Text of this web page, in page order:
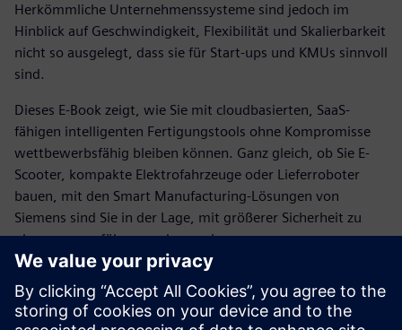
Herkömmliche Unternehmenssysteme sind jedoch im
Hinblick auf Geschwindigkeit, Flexibilität und Skalierbarkeit
nicht so ausgelegt, dass sie für Start-ups und KMUs sinnvoll
sind.
Dieses E-Book zeigt, wie Sie mit cloudbasierten, SaaS-
fähigen intelligenten Fertigungstools ohne Kompromisse
wettbewerbsfähig bleiben können. Ganz gleich, ob Sie E-
Scooter, kompakte Elektrofahrzeuge oder Lieferroboter
bauen, mit den Smart Manufacturing-Lösungen von
Siemens sind Sie in der Lage, mit größerer Sicherheit zu
planen, auszuführen und zu verbessern.
Sie werden sehen, wie die virtuelle Fertigungsplanung
kostspieliges Rätselraten minimiert, wie ein geschlossener
Qualitätskreislauf die Einhaltung von Vorschriften ohne